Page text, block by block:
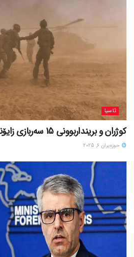
ئاسیا
کوژران و برینداربوونی 15 سەربازی زایۆنیست لە باشوری غەززە
حوزه‌یران 6, 2025